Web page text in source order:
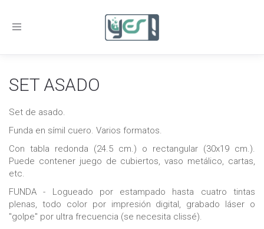
Toggle
SET ASADO
Set de asado.
Funda en símil cuero. Varios formatos.
Con tabla redonda (24.5 cm.) o rectangular (30x19 cm.).
Puede contener juego de cubiertos, vaso metálico, cartas,
etc.
FUNDA - Logueado por estampado hasta cuatro tintas
plenas, todo color por impresión digital, grabado láser o
"golpe" por ultra frecuencia (se necesita clissé).